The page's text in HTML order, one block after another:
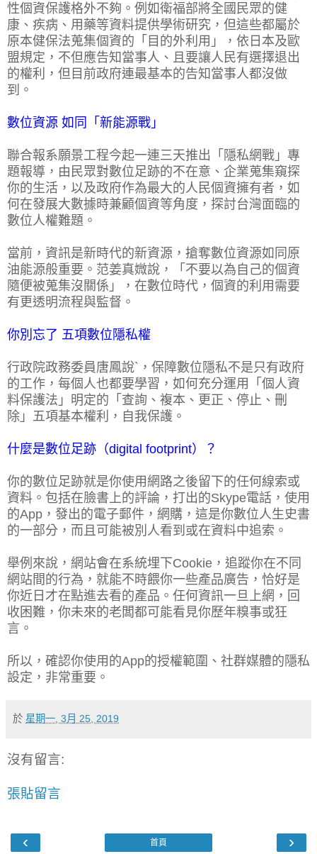
性個資保護格外不夠。例如衛福部將全國民眾的健
康、疾病、用藥等資料提供學術研究，但這些都屬於
原本健保法蒐集個資的「目的外利用」，依日本及歐
盟規定，不但應告知當事人、且要讓人民有選擇退出
的權利，但目前政府連最基本的告知當事人都沒做
到。
數位資源 如同「新能源戰」
聯合報系願景工程今起一連三天推出「隱私網戰」專
題報導，由民眾對數位足跡的不在意、企業蒐集窺探
你的生活，以及政府作為最大的人民個資擁有者，如
何在發展大數據時兼顧個資等角度，探討台灣面臨的
數位人權難題。
當前，資訊是新時代的新資源，搶奪數位資源如同原
油能源般重要。范姜真媺說，「不要以為自己的個資
隨便被蒐集沒關係」，在數位時代，個資的利用需要
有更透明流程與監督。
你別忘了 五項數位隱私權
行政院政務委員唐鳳說`，保障數位隱私不是只有政府
的工作，每個人也都要學習，如何充分運用「個人資
料保護法」明定的「查詢、複本、更正、停止、刪
除」五項基本權利，自我保護。
什麼是數位足跡（digital footprint）？
你的數位足跡就是你使用網路之後留下的任何線索或
資料。包括在臉書上的評論，打出的Skype電話，使用
的App，發出的電子郵件，網購，這是你數位人生史書
的一部分，而且可能被別人看到或在資料中追索。
舉例來說，網站會在系統埋下Cookie，追蹤你在不同
網站間的行為，就能不時餵你一些產品廣告，恰好是
你近日才在點進去看的產品。任何資訊一旦上網，回
收困難，你未來的老闆都可能看見你歷年糗事或狂
言。
所以，確認你使用的App的授權範圍、社群媒體的隱私
設定，非常重要。
於 星期一, 3月 25, 2019
沒有留言:
張貼留言
‹ ›
首頁